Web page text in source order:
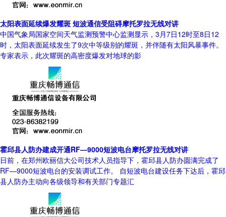
太阳表面延续爆发耀斑 短波通信受阻碍摩托罗拉无线对讲
中国气象局国家空间天气监测预警中心监测显示，3月7日12时至8日12
时，太阳表面延续发生了9次中等级别的耀斑，并伴随有太阳风暴事件。
专家表示，此次耀斑的高密度爆发对地球的影
霍邱县人防办建成开通RF—9000短波电台摩托罗拉无线对讲
日前，在郑州欧丽信大公司技术人员指导下，霍邱县人防办圆满完成了
RF—9000短波电台的安装调试工作。 自短波电台建设任务下达后，霍邱
县人防办主动向各级领导和有关部门专题汇